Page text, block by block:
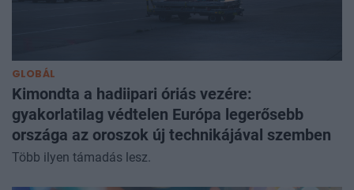
GLOBÁL
Kimondta a hadiipari óriás vezére:
gyakorlatilag védtelen Európa legerősebb
országa az oroszok új technikájával szemben
Több ilyen támadás lesz.